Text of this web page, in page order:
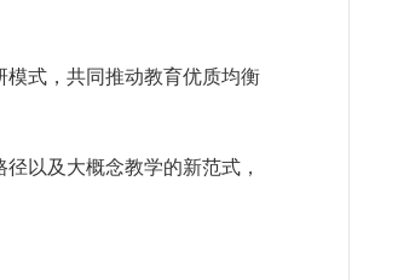
式，共同推动教育优质均衡
以及大概念教学的新范式，